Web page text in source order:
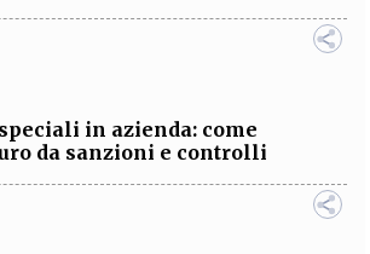
in azienda: come
da sanzioni e controlli